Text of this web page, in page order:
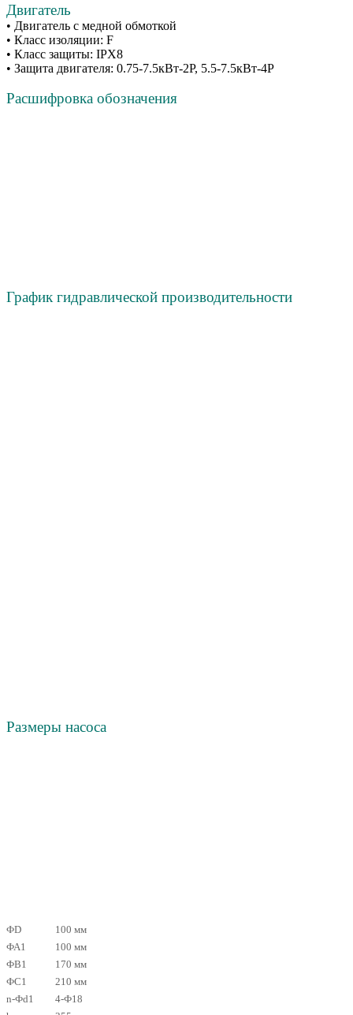
Двигатель
• Двигатель с медной обмоткой
• Класс изоляции: F
• Класс защиты: IPX8
• Защита двигателя: 0.75-7.5кВт-2Р, 5.5-7.5кВт-4Р
Расшифровка обозначения
График гидравлической производительности
Размеры насоса
ФD
100 мм
ФА1
100 мм
ФB1
170 мм
ФC1
210 мм
n-Фd1 4-Ф18